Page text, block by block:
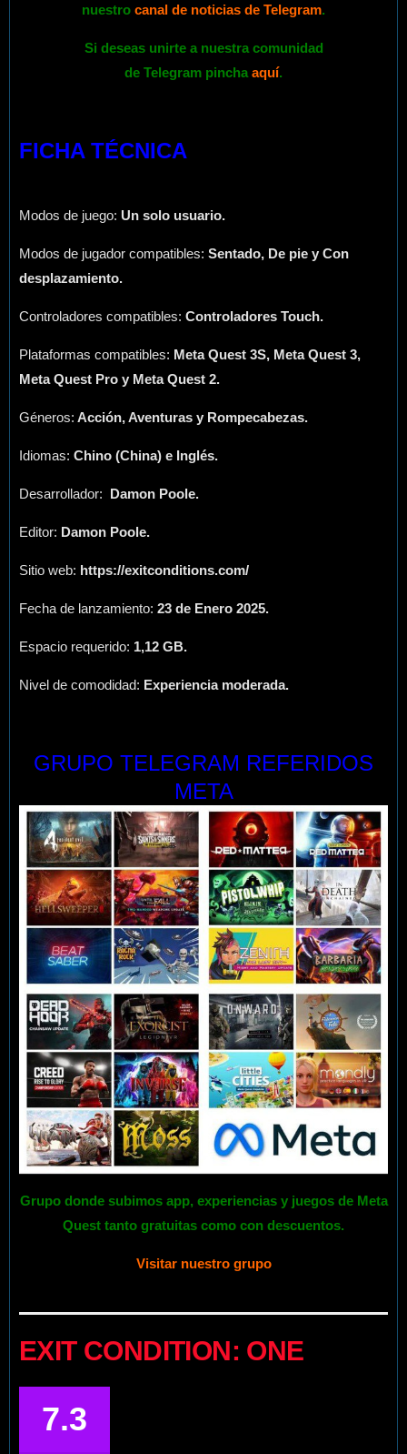
nuestro canal de noticias de Telegram.
Si deseas unirte a nuestra comunidad
de Telegram pincha aquí.
FICHA TÉCNICA
Modos de juego: Un solo usuario.
Modos de jugador compatibles: Sentado, De pie y Con
desplazamiento.
Controladores compatibles: Controladores Touch.
Plataformas compatibles: Meta Quest 3S, Meta Quest 3,
Meta Quest Pro y Meta Quest 2.
Géneros: Acción, Aventuras y Rompecabezas.
Idiomas: Chino (China) e Inglés.
Desarrollador: Damon Poole.
Editor: Damon Poole.
Sitio web: https://exitconditions.com/
Fecha de lanzamiento: 23 de Enero 2025.
Espacio requerido: 1,12 GB.
Nivel de comodidad: Experiencia moderada.
GRUPO TELEGRAM REFERIDOS
META
Grupo donde subimos app, experiencias y juegos de Meta
Quest tanto gratuitas como con descuentos.
Visitar nuestro grupo
EXIT CONDITION: ONE
7.3